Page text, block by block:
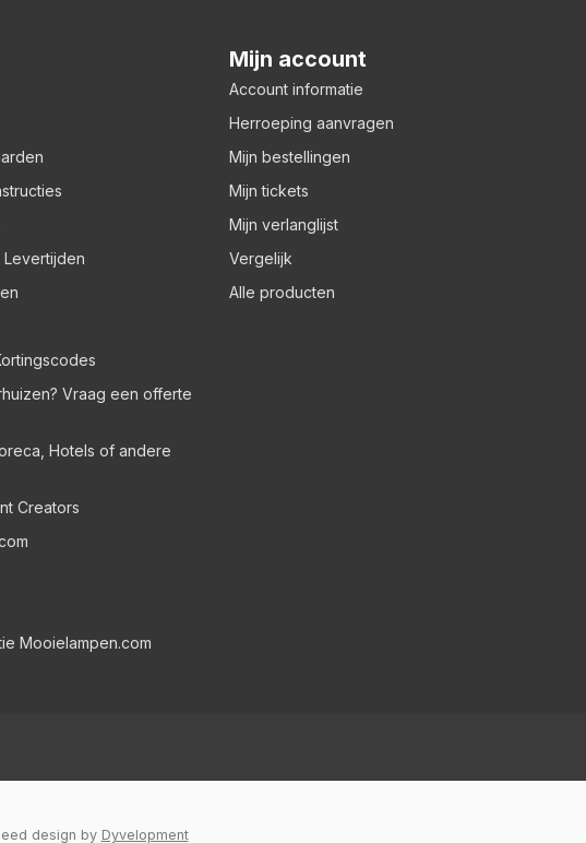
Vraag een offerte
Hotels of andere
Creators
Mooielampen.com
Mijn account
Account informatie
Herroeping aanvragen
Mijn bestellingen
Mijn tickets
Mijn verlanglijst
Vergelijk
Alle producten
design by Dyvelopment